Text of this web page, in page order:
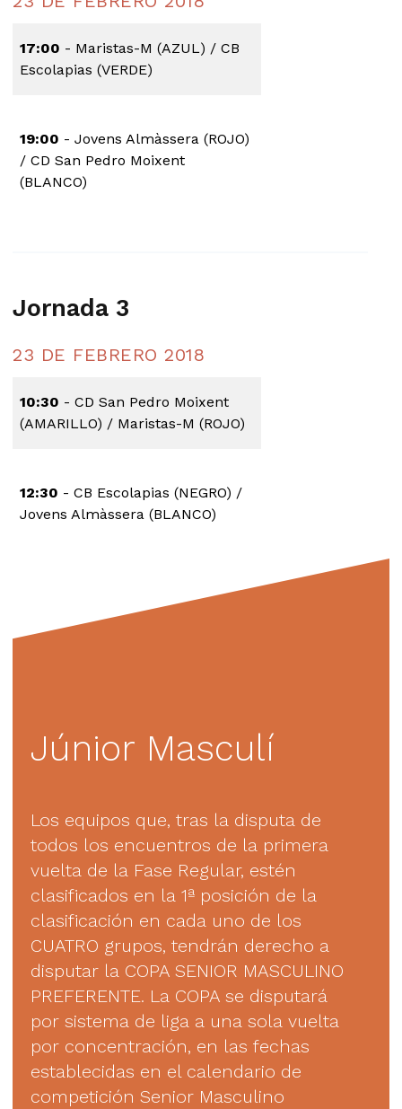
17:00 - Maristas-M (AZUL) / CB
Escolapias (VERDE)
19:00 - Jovens Almàssera (ROJO)
/ CD San Pedro Moixent
(BLANCO)
Jornada 3
23 DE FEBRERO 2018
10:30 - CD San Pedro Moixent
(AMARILLO) / Maristas-M (ROJO)
12:30 - CB Escolapias (NEGRO) /
Jovens Almàssera (BLANCO)
Júnior Masculí
Los equipos que, tras la disputa de
todos los encuentros de la primera
vuelta de la Fase Regular, estén
clasificados en la 1ª posición de la
clasificación en cada uno de los
CUATRO grupos, tendrán derecho a
disputar la COPA SENIOR MASCULINO
PREFERENTE. La COPA se disputará
por sistema de liga a una sola vuelta
por concentración, en las fechas
establecidas en el calendario de
competición Senior Masculino